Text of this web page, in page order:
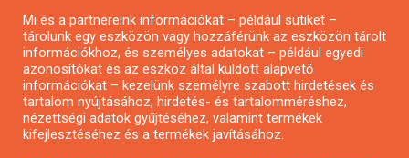
Mi és a partnereink információkat – például sütiket –
tárolunk egy eszközön vagy hozzáférünk az eszközön tárolt
információkhoz, és személyes adatokat – például egyedi
azonosítókat és az eszköz által küldött alapvető
információkat – kezelünk személyre szabott hirdetések és
tartalom nyújtásához, hirdetés- és tartalomméréshez,
nézettségi adatok gyűjtéséhez, valamint termékek
kifejlesztéséhez és a termékek javításához.